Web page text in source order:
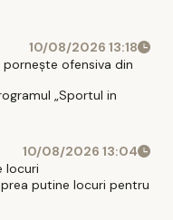
10/08/2026 13:18
ofensiva din
„Sportul in
10/08/2026 13:04
locuri
putine locuri pentru